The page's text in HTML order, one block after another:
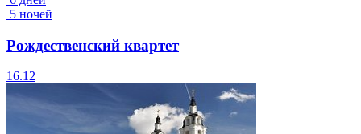
5 ночей
Рождественский квартет
16.12